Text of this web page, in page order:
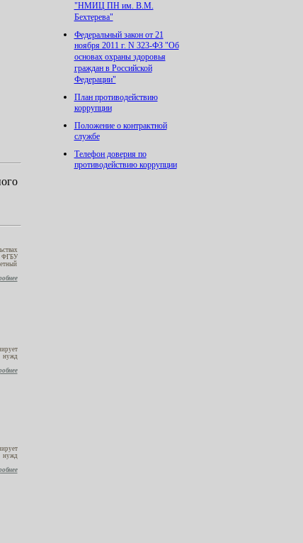
ФГБУ
"НМИЦ ПН им. В.М.
Бехтерева"
Федеральный закон от 21
ноября 2011 г. N 323-ФЗ "Об
основах охраны здоровья
граждан в Российской
Федерации"
План противодействию
коррупции
Положение о контрактной
службе
Телефон доверия по
противодействию коррупции